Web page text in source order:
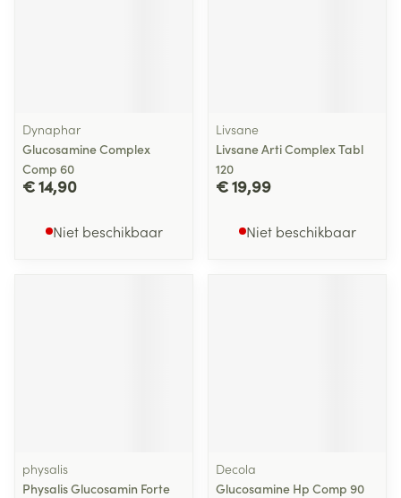
Dynaphar
Glucosamine Complex
Comp 60
€ 14,90
Niet beschikbaar
Livsane
Livsane Arti Complex Tabl
120
€ 19,99
Niet beschikbaar
physalis
Physalis Glucosamin Forte
Decola
Glucosamine Hp Comp 90